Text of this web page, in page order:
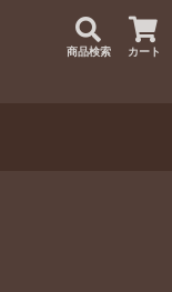
商品検索 カート